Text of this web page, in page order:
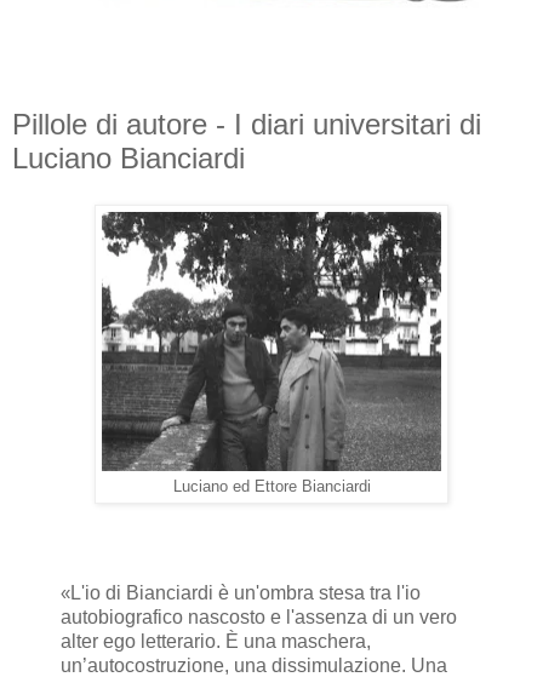
Pillole di autore - I diari universitari di
Luciano Bianciardi
Luciano ed Ettore Bianciardi
«L'io di Bianciardi è un'ombra stesa tra l'io
autobiografico nascosto e l'assenza di un vero
alter ego letterario. È una maschera,
un’autocostruzione, una dissimulazione. Una